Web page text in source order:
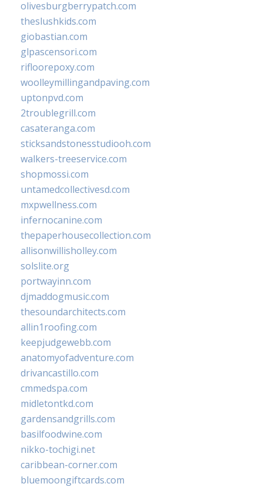
olivesburgberrypatch.com
theslushkids.com
giobastian.com
glpascensori.com
rifloorepoxy.com
woolleymillingandpaving.com
uptonpvd.com
2troublegrill.com
casateranga.com
sticksandstonesstudiooh.com
walkers-treeservice.com
shopmossi.com
untamedcollectivesd.com
mxpwellness.com
infernocanine.com
thepaperhousecollection.com
allisonwillisholley.com
solslite.org
portwayinn.com
djmaddogmusic.com
thesoundarchitects.com
allin1roofing.com
keepjudgewebb.com
anatomyofadventure.com
drivancastillo.com
cmmedspa.com
midletontkd.com
gardensandgrills.com
basilfoodwine.com
nikko-tochigi.net
caribbean-corner.com
bluemoongiftcards.com